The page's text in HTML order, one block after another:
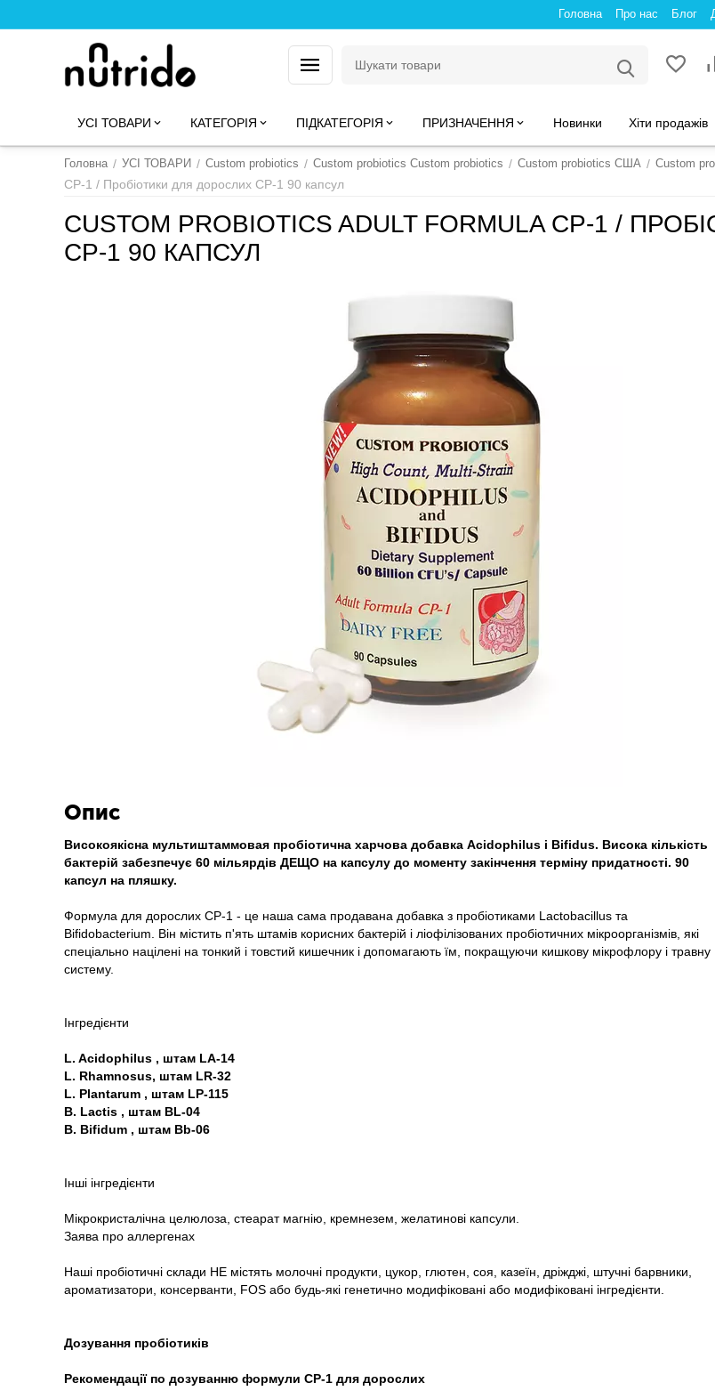
Головна Про нас Блог
УСІ ТОВАРИ КАТЕГОРІЯ ПІДКАТЕГОРІЯ ПРИЗНАЧЕННЯ Новинки Хіти продажів
Головна / УСІ ТОВАРИ / Custom probiotics / Custom probiotics Custom probiotics / Custom probiotics США / Custom
CP-1 / Пробіотики для дорослих CP-1 90 капсул
CUSTOM PROBIOTICS ADULT FORMULA CP-1 /
CP-1 90 КАПСУЛ
Опис
Високоякісна мультиштаммовая пробіотична харчова добавка Acidophilus і Bifidus. Висока кількість
бактерій забезпечує 60 мільярдів ДЕЩО на капсулу до моменту закінчення терміну придатності. 90
капсул на пляшку.
Формула для дорослих CP-1 - це наша сама продавана добавка з пробіотиками Lactobacillus та
Bifidobacterium. Він містить п'ять штамів корисних бактерій і ліофілізованих пробіотичних мікроорганізмів, які
спеціально націлені на тонкий і товстий кишечник і допомагають їм, покращуючи кишкову мікрофлору і травну
систему.
Інгредієнти
L. Acidophilus , штам LA-14
L. Rhamnosus, штам LR-32
L. Plantarum , штам LP-115
B. Lactis , штам BL-04
B. Bifidum , штам Bb-06
Інші інгредієнти
Мікрокристалічна целюлоза, стеарат магнію, кремнезем, желатинові капсули.
Заява про аллергенах
Наші пробіотичні склади НЕ містять молочні продукти, цукор, глютен, соя, казеїн, дріжджі, штучні барвники,
ароматизатори, консерванти, FOS або будь-які генетично модифіковані або модифіковані інгредієнти.
Дозування пробіотиків
Рекомендації по дозуванню формули CP-1 для дорослих